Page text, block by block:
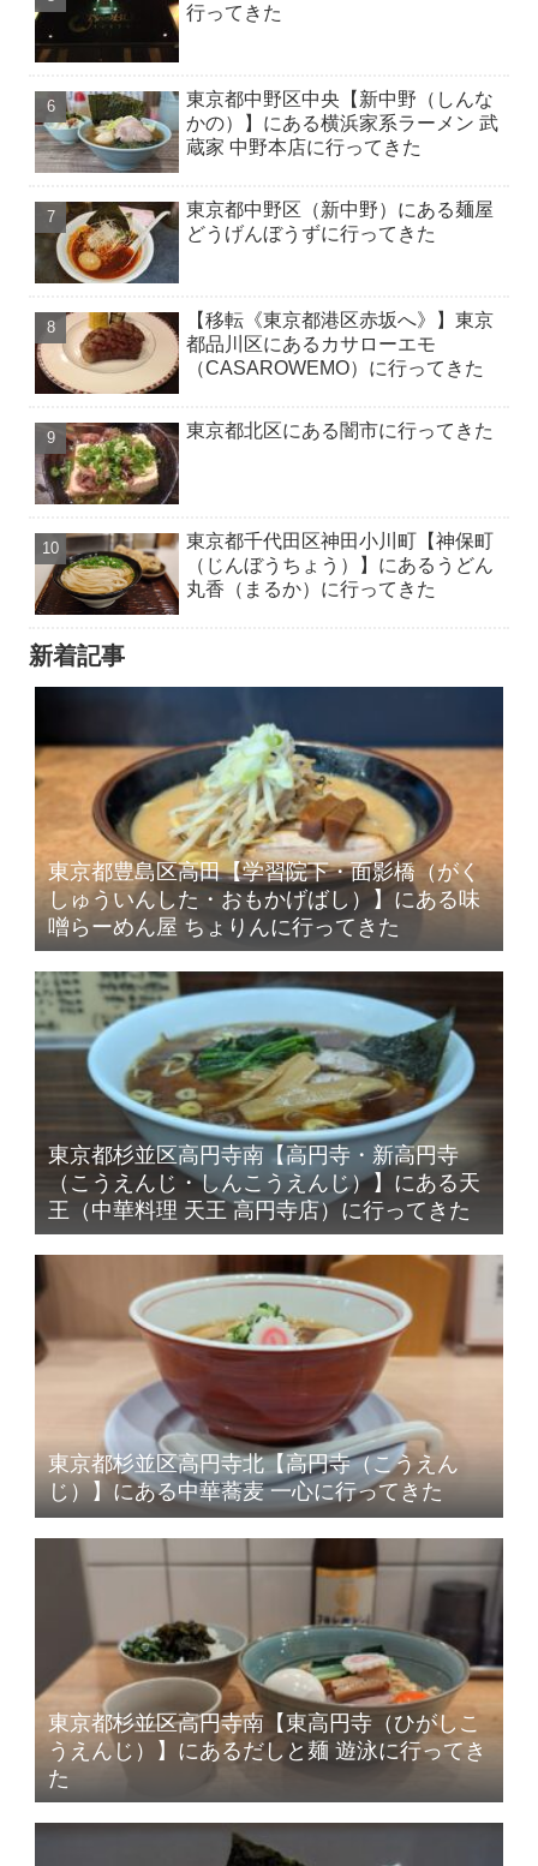
行ってきた
東京都中野区中央【新中野（しんな
かの）】にある横浜家系ラーメン 武
蔵家 中野本店に行ってきた
東京都中野区（新中野）にある麺屋
どうげんぼうずに行ってきた
【移転《東京都港区赤坂へ》】東京
都品川区にあるカサローエモ
（CASAROWEMO）に行ってきた
東京都北区にある闇市に行ってきた
東京都千代田区神田小川町【神保町
（じんぼうちょう）】にあるうどん
丸香（まるか）に行ってきた
新着記事
東京都豊島区高田【学習院下・面影橋（がく
しゅういんした・おもかげばし）】にある味
噌らーめん屋 ちょりんに行ってきた
東京都杉並区高円寺南【高円寺・新高円寺
（こうえんじ・しんこうえんじ）】にある天
王（中華料理 天王 高円寺店）に行ってきた
東京都杉並区高円寺北【高円寺（こうえん
じ）】にある中華蕎麦 一心に行ってきた
東京都杉並区高円寺南【東高円寺（ひがしこ
うえんじ）】にあるだしと麺 遊泳に行ってき
た